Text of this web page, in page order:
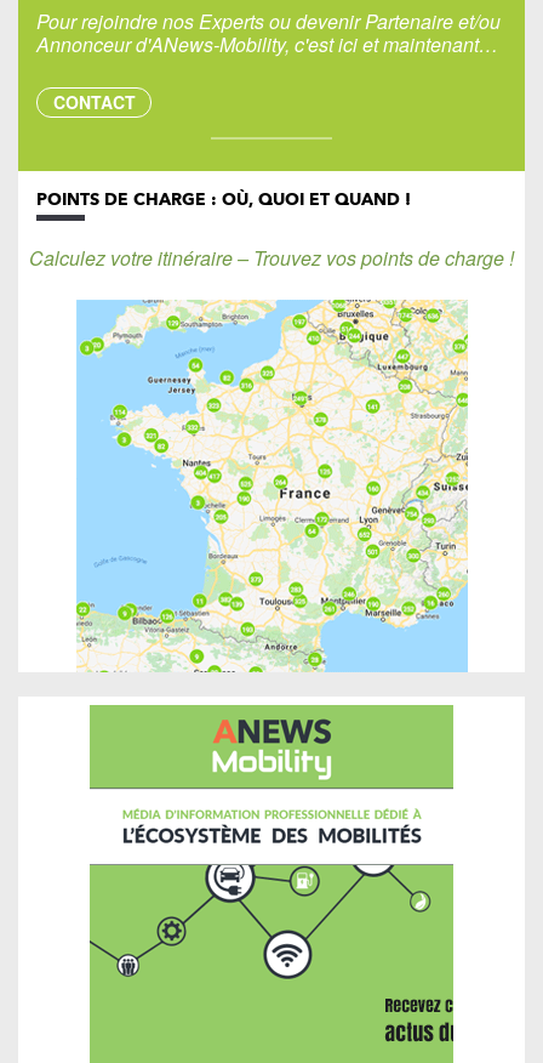
Pour rejoindre nos Experts ou devenir Partenaire et/ou
Annonceur d'ANews-Mobility, c'est ici et maintenant…
CONTACT
POINTS DE CHARGE : OÙ, QUOI ET QUAND !
Calculez votre itinéraire – Trouvez vos points de charge !